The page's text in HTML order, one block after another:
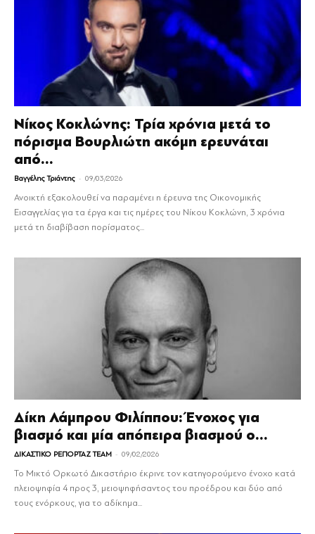
Νίκος Κοκλώνης: Τρία χρόνια μετά το
πόρισμα Βουρλιώτη ακόμη ερευνάται
από...
Βαγγέλης Τριάντης - 09/03/2026
Ανοικτή εξακολουθεί να παραμένει η έρευνα της Οικονομικής
Εισαγγελίας για τα έργα και τις ημέρες του Νίκου Κοκλώνη, 3 χρόνια
μετά τη διαβίβαση πορίσματος...
Δίκη Λάμπρου Φιλίππου: Ένοχος για
βιασμό και μία απόπειρα βιασμού ο...
ΔΙΚΑΣΤΙΚΟ ΡΕΠΟΡΤΑΖ TEAM - 09/02/2026
Το Μικτό Ορκωτό Δικαστήριο έκρινε τον κατηγορούμενο ένοχο κατά
πλειοψηφία 4 προς 3, μειοψηφήσαντος του προέδρου και δύο από
τους ενόρκους, για το αδίκημα...